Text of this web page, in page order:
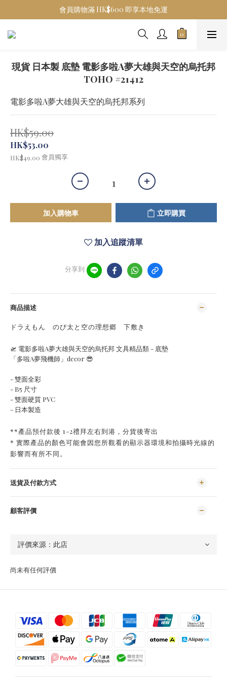
會員購物滿 HK$600 即享本地免運
現貨 日本製 底墊 電影多啦A夢大雄與天空的烏托邦
TOHO #21412
電影多啦A夢大雄與天空的烏托邦系列
HK$59.00
HK$53.00
HK$49.00 會員獨享
加入購物車 立即購買
加入追蹤清單
分享到
商品描述
ドラえもん のび太と空の理想郷 下敷き
🛫 電影多啦A夢大雄與天空的烏托邦 文具精品類 - 底墊
「多啦A夢飛機師」decor 😎
- 雙面全彩
- B5 尺寸
- 雙面硬質 PVC
- 日本製造
**產品預付款後 1-2禮拜左右到港，分貨後寄出
* 實際產品的顏色可能會因您所觀看的顯示器環境和拍攝時光線的
影響而有所不同。
送貨及付款方式
顧客評價
尚未有任何評價